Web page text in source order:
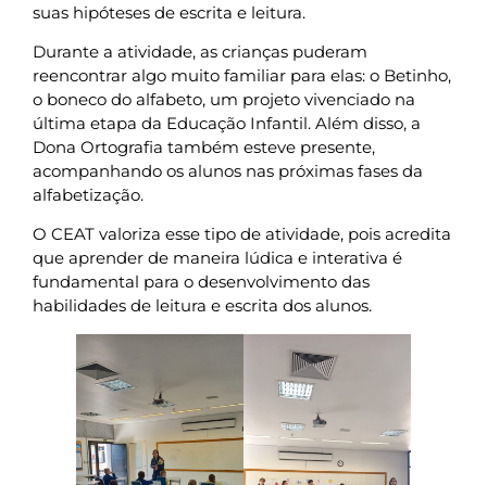
suas hipóteses de escrita e leitura.
Durante a atividade, as crianças puderam
reencontrar algo muito familiar para elas: o Betinho,
o boneco do alfabeto, um projeto vivenciado na
última etapa da Educação Infantil. Além disso, a
Dona Ortografia também esteve presente,
acompanhando os alunos nas próximas fases da
alfabetização.
O CEAT valoriza esse tipo de atividade, pois acredita
que aprender de maneira lúdica e interativa é
fundamental para o desenvolvimento das
habilidades de leitura e escrita dos alunos.